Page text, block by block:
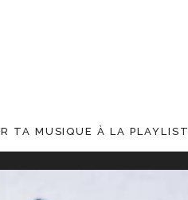
TA MUSIQUE À LA PLAYLIST